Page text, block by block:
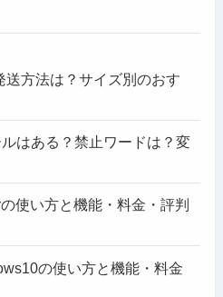
送方法は？サイズ別のおす
はある？禁止ワードは？変
使い方と機能・料金・評判
の使い方と機能・料金